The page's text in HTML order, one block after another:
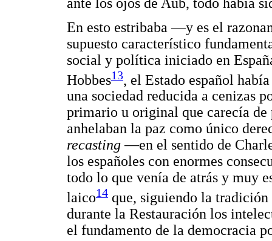
En esto estribaba —y es el
supuesto característico
social y política iniciado en
Hobbes13, el Estado español
una sociedad reducida a cenizas
primario u original que carecía de
anhelaban la paz como único
recasting—en el sentido de
los españoles con enormes
todo lo que venía de atrás y muy
laico14 que, siguiendo la
durante la Restauración los
el fundamento de la democracia